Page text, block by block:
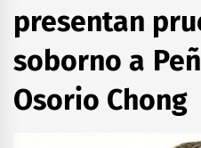
presentan
soborno a
Osorio Chong